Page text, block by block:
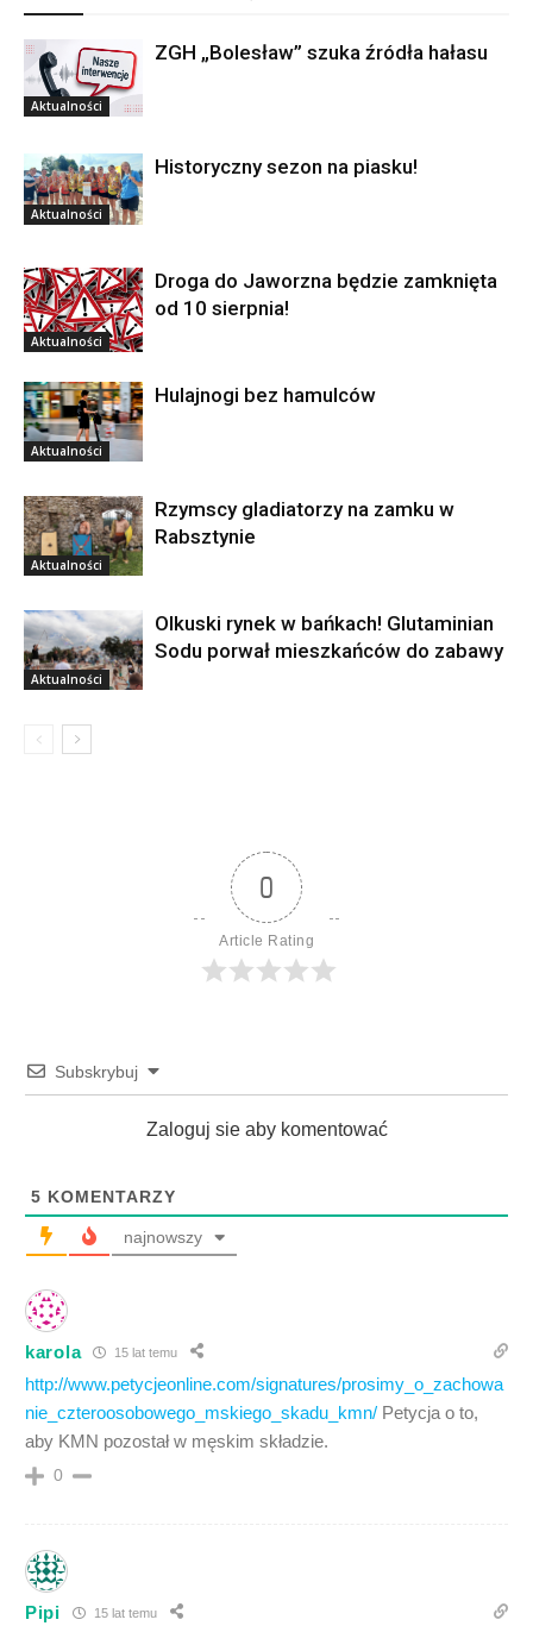
Aktualności
ZGH „Bolesław” szuka źródła hałasu
Aktualności
Historyczny sezon na piasku!
Aktualności
Droga do Jaworzna będzie zamknięta
od 10 sierpnia!
Aktualności
Hulajnogi bez hamulców
Aktualności
Rzymscy gladiatorzy na zamku w
Rabsztynie
Aktualności
Olkuski rynek w bańkach! Glutaminian
Sodu porwał mieszkańców do zabawy
0
Article Rating
Subskrybuj
Zaloguj sie aby komentować
5 KOMENTARZY
najnowszy
karola 15 lat temu
http://www.petycjeonline.com/signatures/prosimy_o_zachowa
nie_czteroosobowego_mskiego_skadu_kmn/ Petycja o to,
aby KMN pozostał w męskim składzie.
0
Pipi 15 lat temu